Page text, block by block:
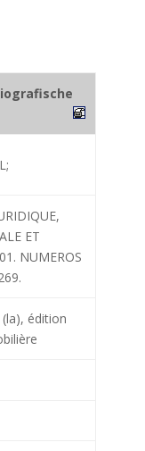
ET
NUMEROS
édition